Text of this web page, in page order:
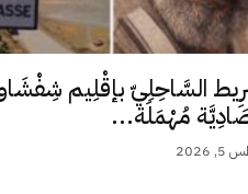
السَّاحِلِيّ بإقْلِيم
مُهْمَلَة...